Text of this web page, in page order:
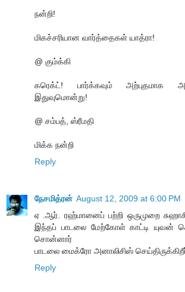
நன்றி!
மிகச்சரியான வார்த்தைகள் யாத்ரா!
@ கும்க்கி
கரெக்ட்! பார்க்கவும் அற்புதமாக
இதுவுமொன்று!
@ சம்பத், ஸ்ரீமதி
மிக்க நன்றி
Reply
நேசமித்ரன் August 12, 2009 at 6:00 PM
ஏ .ஆர். ரஹ்மானைப் பற்றி ஒருமுறை
இந்தப் பாடலை மேற்கோள் காட்டி யுவன்
சொன்னார்
பாடலை மைக்ரோ அனாலிசிஸ்
Reply